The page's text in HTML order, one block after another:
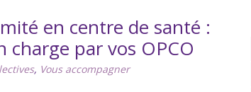
en centre de santé :
par vos OPCO
, Vous accompagner